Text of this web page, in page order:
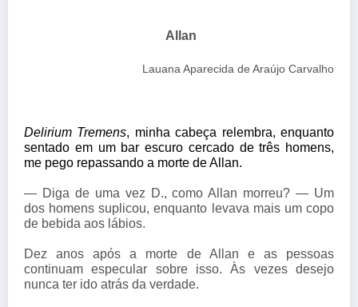
Allan
Lauana Aparecida de Araújo Carvalho
Delirium Tremens, minha cabeça relembra, enquanto
sentado em um bar escuro cercado de três homens,
me pego repassando a morte de Allan.
— Diga de uma vez D., como Allan morreu? — Um
dos homens suplicou, enquanto levava mais um copo
de bebida aos lábios.
Dez anos após a morte de Allan e as pessoas
continuam especular sobre isso. Às vezes desejo
nunca ter ido atrás da verdade.